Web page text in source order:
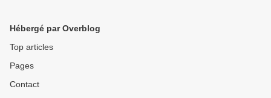
Hébergé par Overblog
Top articles
Pages
Contact